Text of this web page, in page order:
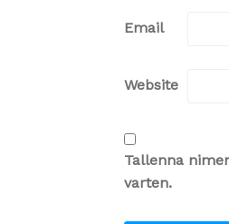
Email
Website
Tallenna
varten.